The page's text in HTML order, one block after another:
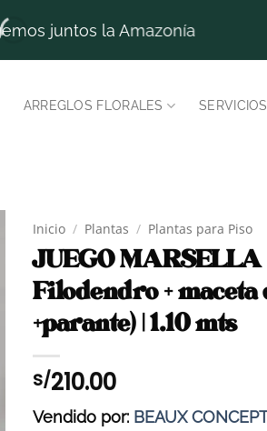
juntos la Amazonía
ARREGLOS FLORALES
Inicio / Plantas / Plantas para Piso
JUEGO
Filodendro +
+parante) | 1.10 mts
S/210.00
Vendido por: BEAUX